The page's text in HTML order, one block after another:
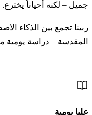
جميل – لكنه أحياناً يخترع.
ربينا تجمع بين الذكاء
المقدسة – دراسة يومية
عليا يومية